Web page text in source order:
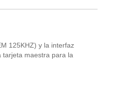
125KHZ) y la interfaz
maestra para la